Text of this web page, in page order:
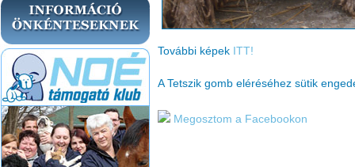
További képek ITT!
A Tetszik gomb eléréséhez sütik
Megosztom a Facebookon